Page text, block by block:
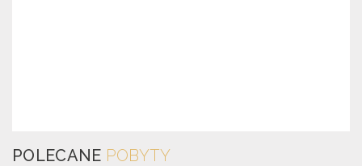
POLECANE POBYTY